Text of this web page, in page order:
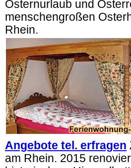
Osternurlaub und
menschengroßen
Rhein.
Angebote tel. erfragen
am Rhein. 2015